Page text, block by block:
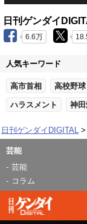
日刊ゲンダイ
6.6万
人気キーワード
高市首相 高校野球
ハラスメント 神
日刊ゲンダイDIGITAL
芸能
芸能
コラム